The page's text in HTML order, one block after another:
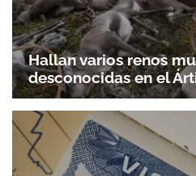
Hallan varios renos
desconocidas en el